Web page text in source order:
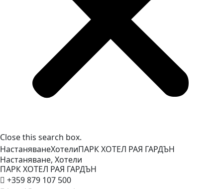
Close this search box.
НастаняванеХотелиПАРК ХОТЕЛ РАЯ ГАРДЪН
Настаняване, Хотели
ПАРК ХОТЕЛ РАЯ ГАРДЪН
+359 879 107 500